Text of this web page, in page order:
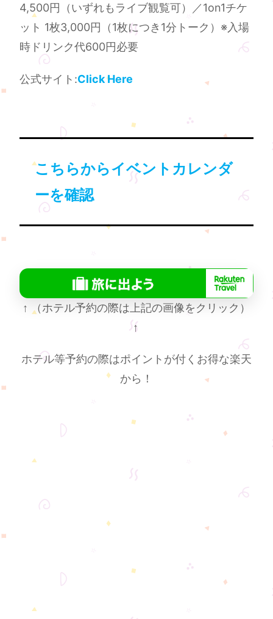
4,500円（いずれもライブ観覧可）／1on1チケ
ット 1枚3,000円（1枚につき1分トーク）※入場
時ドリンク代600円必要
公式サイト:Click Here
こちらからイベントカレンダ
ーを確認
↑ （ホテル予約の際は上記の画像をクリック）
↑
ホテル等予約の際はポイントが付くお得な楽天
から！